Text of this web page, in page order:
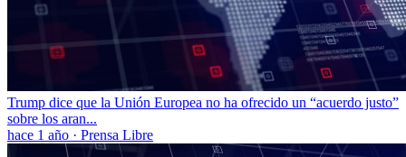
Trump dice que la Unión Europea no ha ofrecido un “acuerdo justo”
sobre los aran...
hace 1 año · Prensa Libre